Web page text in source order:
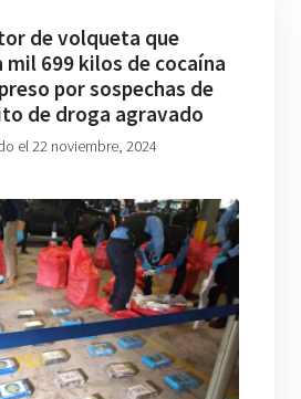
de volqueta que
699 kilos de cocaína
por sospechas de
de droga agravado
el 22 noviembre, 2024